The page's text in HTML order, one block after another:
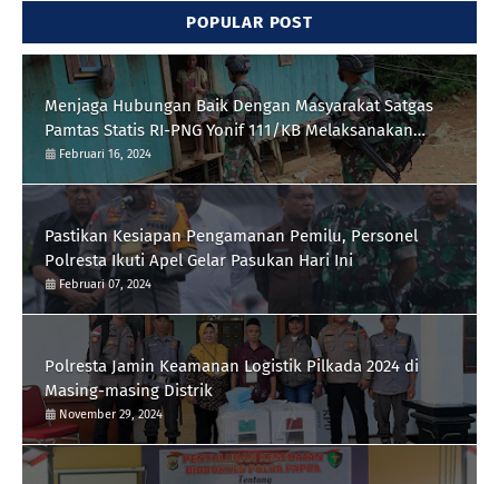
POPULAR POST
Menjaga Hubungan Baik Dengan Masyarakat Satgas
Pamtas Statis RI-PNG Yonif 111/KB Melaksanakan
Silaturrahmi
Februari 16, 2024
Pastikan Kesiapan Pengamanan Pemilu, Personel
Polresta Ikuti Apel Gelar Pasukan Hari Ini
Februari 07, 2024
Polresta Jamin Keamanan Logistik Pilkada 2024 di
Masing-masing Distrik
November 29, 2024